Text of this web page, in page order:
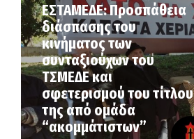
ΕΣΤΑΜΕΔΕ: Προσπάθεια
διάσπασης του
κινήματος των
συνταξιούχων του
ΤΣΜΕΔΕ και
σφετερισμού του τίτλου
της από ομάδα
“ακομμάτιστων”